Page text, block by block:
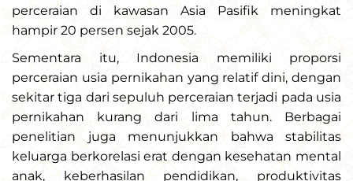
perceraian di kawasan Asia Pasifik meningkat
hampir 20 persen sejak 2005.
Sementara itu, Indonesia memiliki proporsi
perceraian usia pernikahan yang relatif dini, dengan
sekitar tiga dari sepuluh perceraian terjadi pada usia
pernikahan kurang dari lima tahun. Berbagai
penelitian juga menunjukkan bahwa stabilitas
keluarga berkorelasi erat dengan kesehatan mental
anak, keberhasilan pendidikan, produktivitas